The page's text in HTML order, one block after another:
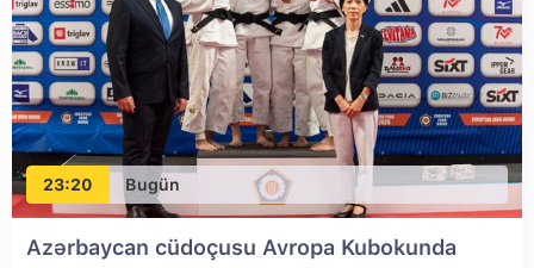
23:20 Bugün
Azərbaycan cüdoçusu Avropa Kubokunda